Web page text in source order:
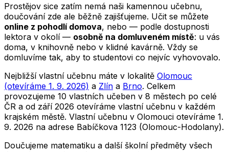
Prostějov sice zatím nemá naši kamennou učebnu,
doučování zde ale běžně zajišťujeme. Učit se můžete
online z pohodlí domova, nebo — podle dostupnosti
lektora v okolí — osobně na domluveném místě: u vás
doma, v knihovně nebo v klidné kavárně. Vždy se
domluvíme tak, aby to studentovi co nejvíc vyhovovalo.
Nejbližší vlastní učebnu máte v lokalitě Olomouc
(otevíráme 1. 9. 2026) a Zlín a Brno. Celkem
provozujeme 10 vlastních učeben v 8 městech po celé
ČR a od září 2026 otevíráme vlastní učebnu v každém
krajském městě. Vlastní učebnu v Olomouci otevíráme 1.
9. 2026 na adrese Babíčkova 1123 (Olomouc-Hodolany).
Doučujeme matematiku a další školní předměty všech